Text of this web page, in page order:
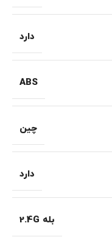
دارد
ABS
چین
دارد
بله 2.4G